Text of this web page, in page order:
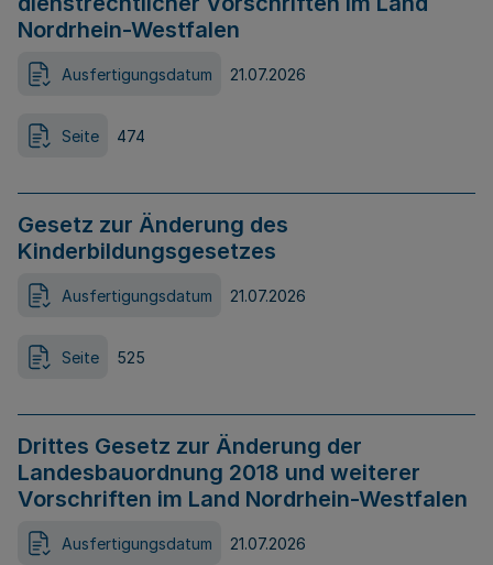
Nordrhein-Westfalen
Ausfertigungsdatum 21.07.2026
Seite 474
Gesetz zur Änderung des
Kinderbildungsgesetzes
Ausfertigungsdatum 21.07.2026
Seite 525
Drittes Gesetz zur Änderung der
Landesbauordnung 2018 und weiterer
Vorschriften im Land Nordrhein-Westfalen
Ausfertigungsdatum 21.07.2026